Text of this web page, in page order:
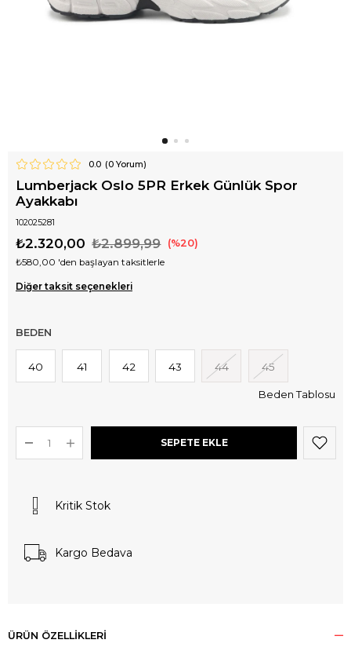
0.0 (0Yorum)
Lumberjack Oslo 5PR Erkek Günlük Spor
Ayakkabı
102025281
₺2.899,99
₺2.320,00 20
₺580,00 'den başlayan taksitlerle
Diğer taksit seçenekleri
BEDEN
40 41 42 43 44 45
Beden Tablosu
Kritik Stok
Kargo Bedava
ÜRÜN ÖZELLIKLERI